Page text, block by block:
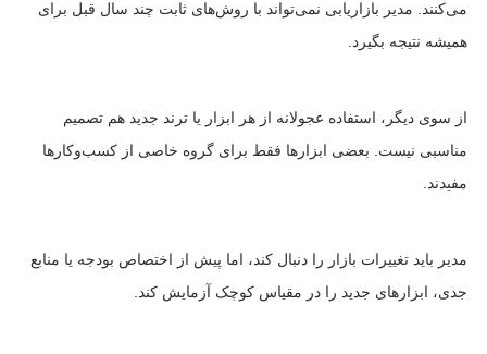
می‌کنند. مدیر بازاریابی نمی‌تواند با روش‌های ثابت چند سال قبل برای
همیشه نتیجه بگیرد.
از سوی دیگر، استفاده عجولانه از هر ابزار یا ترند جدید هم تصمیم
مناسبی نیست. بعضی ابزارها فقط برای گروه خاصی از کسب‌وکارها
مفیدند.
مدیر باید تغییرات بازار را دنبال کند، اما پیش از اختصاص بودجه یا منابع
جدی، ابزارهای جدید را در مقیاس کوچک آزمایش کند.